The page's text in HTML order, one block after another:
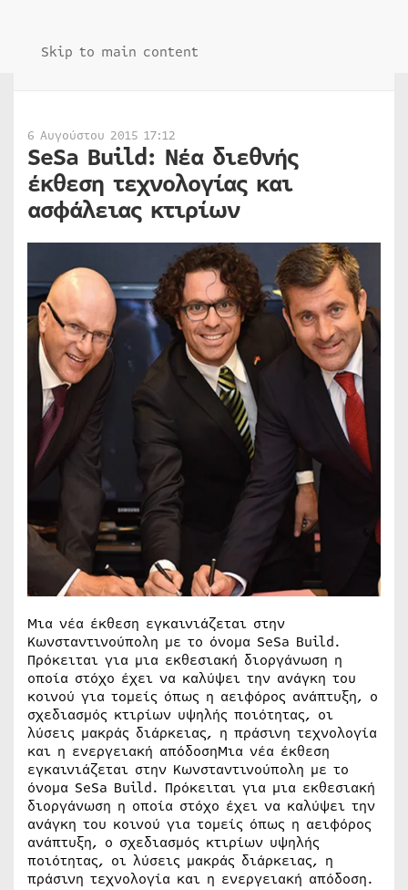
Skip to main content
6 Αυγούστου 2015 17:12
SeSa Build: Νέα διεθνής
έκθεση τεχνολογίας και
ασφάλειας κτιρίων
Μια νέα έκθεση εγκαινιάζεται στην
Κωνσταντινούπολη με το όνομα SeSa Build.
Πρόκειται για μια εκθεσιακή διοργάνωση η
οποία στόχο έχει να καλύψει την ανάγκη του
κοινού για τομείς όπως η αειφόρος ανάπτυξη, ο
σχεδιασμός κτιρίων υψηλής ποιότητας, οι
λύσεις µακράς διάρκειας, η πράσινη τεχνολογία
και η ενεργειακή απόδοσηΜια νέα έκθεση
εγκαινιάζεται στην Κωνσταντινούπολη με το
όνομα SeSa Build. Πρόκειται για μια εκθεσιακή
διοργάνωση η οποία στόχο έχει να καλύψει την
ανάγκη του κοινού για τομείς όπως η αειφόρος
ανάπτυξη, ο σχεδιασμός κτιρίων υψηλής
ποιότητας, οι λύσεις µακράς διάρκειας, η
πράσινη τεχνολογία και η ενεργειακή απόδοση.